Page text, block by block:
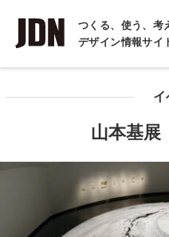
つくる、使う、考
デザイン情報サイ
INTERVIEW
インタビュー
コラム
イ
山本基展